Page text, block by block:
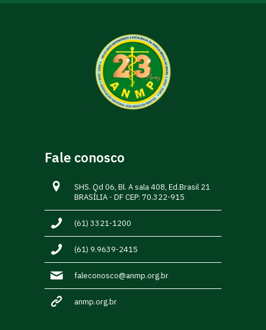
Fale conosco
SHS. Qd 06, Bl. A sala 408, Ed.Brasil 21
BRASÍLIA - DF CEP: 70.322-915
(61) 3321-1200
(61) 9.9639-2415
faleconosco@anmp.org.br
anmp.org.br